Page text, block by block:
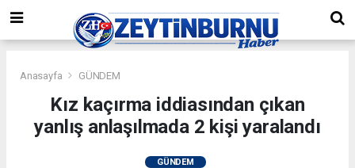
Anasayfa GÜNDEM
Kız kaçırma iddiasından çıkan
yanlış anlaşılmada 2 kişi yaralandı
GÜNDEM